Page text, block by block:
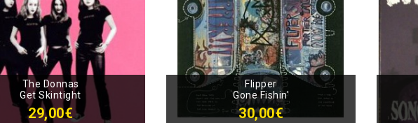
The Donnas
Get Skintight
29,00€
Flipper
Gone Fishin'
30,00€